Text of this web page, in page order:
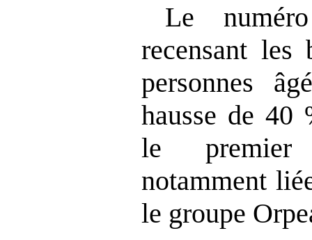
Le
recensant les
personnes
hausse de 40
le premier
notamment
le groupe